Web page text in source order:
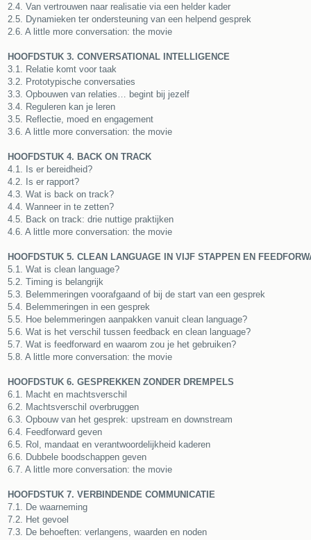
2.4. Van vertrouwen naar realisatie via een helder kader
2.5. Dynamieken ter ondersteuning van een helpend gesprek
2.6. A little more conversation: the movie
HOOFDSTUK 3. CONVERSATIONAL INTELLIGENCE
3.1. Relatie komt voor taak
3.2. Prototypische conversaties
3.3. Opbouwen van relaties… begint bij jezelf
3.4. Reguleren kan je leren
3.5. Reflectie, moed en engagement
3.6. A little more conversation: the movie
HOOFDSTUK 4. BACK ON TRACK
4.1. Is er bereidheid?
4.2. Is er rapport?
4.3. Wat is back on track?
4.4. Wanneer in te zetten?
4.5. Back on track: drie nuttige praktijken
4.6. A little more conversation: the movie
HOOFDSTUK 5. CLEAN LANGUAGE IN VIJF STAPPEN EN
5.1. Wat is clean language?
5.2. Timing is belangrijk
5.3. Belemmeringen voorafgaand of bij de start van een gesprek
5.4. Belemmeringen in een gesprek
5.5. Hoe belemmeringen aanpakken vanuit clean language?
5.6. Wat is het verschil tussen feedback en clean language?
5.7. Wat is feedforward en waarom zou je het gebruiken?
5.8. A little more conversation: the movie
HOOFDSTUK 6. GESPREKKEN ZONDER DREMPELS
6.1. Macht en machtsverschil
6.2. Machtsverschil overbruggen
6.3. Opbouw van het gesprek: upstream en downstream
6.4. Feedforward geven
6.5. Rol, mandaat en verantwoordelijkheid kaderen
6.6. Dubbele boodschappen geven
6.7. A little more conversation: the movie
HOOFDSTUK 7. VERBINDENDE COMMUNICATIE
7.1. De waarneming
7.2. Het gevoel
7.3. De behoeften: verlangens, waarden en noden